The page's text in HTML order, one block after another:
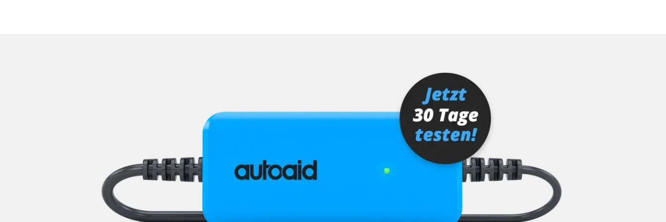
Verfügbarkeit abhängig von Modell, Motorisierung, Ausstattung und Konfiguration